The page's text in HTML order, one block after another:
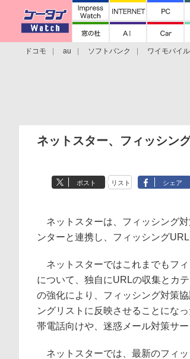
ドコモ au ソフトバンク ワイモバイル
ネットスター、フィッシン
ポスト リスト シェア
ネットスターは、フィッシング
ンターと連携し、フィッシング
ネットスターではこれまでもフ
について、独自にURLの収集とカ
の強化により、フィッシング対策
ングリストに反映させることにな
帯電話向けや、迷惑メール対策サ
ネットスターでは、最新のフィ